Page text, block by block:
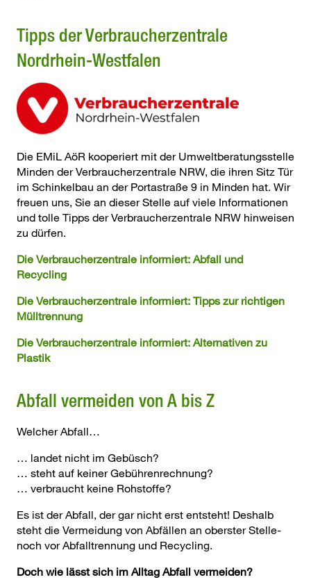
Tipps der Verbraucherzentrale
Nordrhein-Westfalen
Die EMiL AöR kooperiert mit der Umweltberatungsstelle
Minden der Verbraucherzentrale NRW, die ihren Sitz Tür
im Schinkelbau an der Portastraße 9 in Minden hat. Wir
freuen uns, Sie an dieser Stelle auf viele Informationen
und tolle Tipps der Verbraucherzentrale NRW hinweisen
zu dürfen.
Die Verbraucherzentrale informiert: Abfall und
Recycling
Die Verbraucherzentrale informiert: Tipps zur richtigen
Mülltrennung
Die Verbraucherzentrale informiert: Alternativen zu
Plastik
Abfall vermeiden von A bis Z
Welcher Abfall…
… landet nicht im Gebüsch?
… steht auf keiner Gebührenrechnung?
… verbraucht keine Rohstoffe?
Es ist der Abfall, der gar nicht erst entsteht! Deshalb
steht die Vermeidung von Abfällen an oberster Stelle-
noch vor Abfalltrennung und Recycling.
Doch wie lässt sich im Alltag Abfall vermeiden?